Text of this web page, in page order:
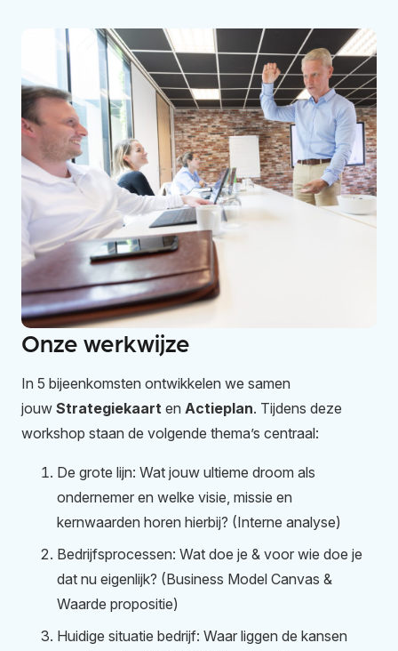
Onze werkwijze
In 5 bijeenkomsten ontwikkelen we samen
jouw Strategiekaart en Actieplan. Tijdens deze
workshop staan de volgende thema’s centraal:
De grote lijn: Wat jouw ultieme droom als
ondernemer en welke visie, missie en
kernwaarden horen hierbij? (Interne analyse)
Bedrijfsprocessen: Wat doe je & voor wie doe je
dat nu eigenlijk? (Business Model Canvas &
Waarde propositie)
Huidige situatie bedrijf: Waar liggen de kansen